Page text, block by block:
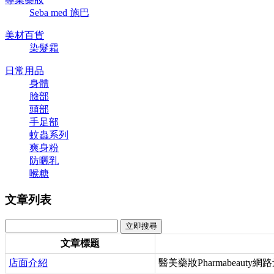
Seba med 施巴
美材百貨
染髮霜
日常用品
身體
臉部
頭部
手足部
蚊蟲系列
爽身粉
防曬乳
喉糖
文章列表
文章標題
店面介紹
醫美藥妝Pharmabeauty網